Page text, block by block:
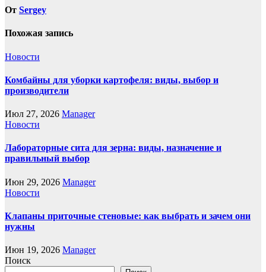
От Sergey
Похожая запись
Новости
Комбайны для уборки картофеля: виды, выбор и
производители
Июл 27, 2026 Manager
Новости
Лабораторные сита для зерна: виды, назначение и
правильный выбор
Июн 29, 2026 Manager
Новости
Клапаны приточные стеновые: как выбрать и зачем они
нужны
Июн 19, 2026 Manager
Поиск